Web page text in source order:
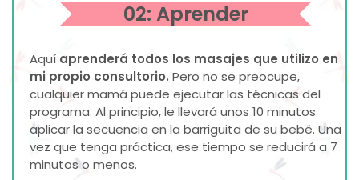
02: Aprender
Aquí aprenderá todos los masajes que utilizo en
mi propio consultorio. Pero no se preocupe,
cualquier mamá puede ejecutar las técnicas del
programa. Al principio, le llevará unos 10 minutos
aplicar la secuencia en la barriguita de su bebé. Una
vez que tenga práctica, ese tiempo se reducirá a 7
minutos o menos.